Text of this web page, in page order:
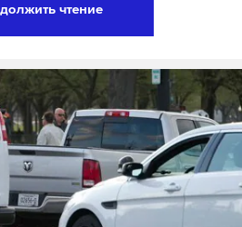
press/Sergey Kovalev
распространения
– сообщается на сайте
активы, которые не
МВФ, останутся на
рубль будет
чтение